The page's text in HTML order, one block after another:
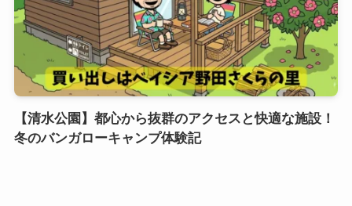
【清水公園】都心から抜群のアクセスと快適な施設！
冬のバンガローキャンプ体験記